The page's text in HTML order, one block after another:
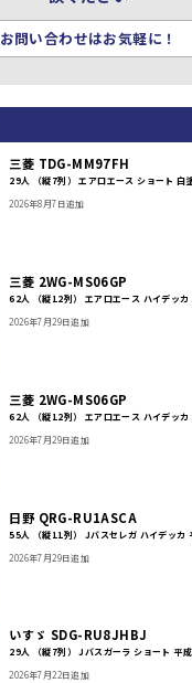
お問い合わせはお気軽に！
三菱 TDG-MM97FH
29人 （縦7列） エアロエース ショート 白
2026年8月7日追加
三菱 2WG-MS06GP
62人 （縦12列） エアロエース ハイデッ
2026年7月29日追加
三菱 2WG-MS06GP
62人 （縦12列） エアロエース ハイデッ
2026年7月29日追加
日野 QRG-RU1ASCA
55人 （縦11列） Jバスセレガ ハイデッカ
2026年7月29日追加
いすゞ SDG-RU8JHBJ
29人 （縦7列） Jバスガーラ ショート 平
2026年7月22日追加